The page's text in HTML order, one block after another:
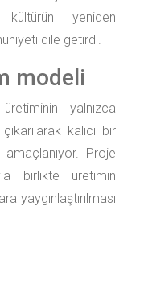
kültürün yeniden
dile getirdi.
modeli
yalnızca
kalıcı bir
Proje
birlikte üretimin
yaygınlaştırılması